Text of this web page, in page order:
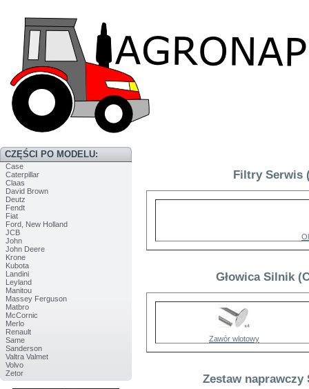
CZĘŚCI PO MODELU:
Case
Caterpillar
Claas
David Brown
Deutz
Fendt
Fiat
Ford, New Holland
JCB
John
John Deere
Krone
Kubota
Landini
Leyland
Manitou
Massey Ferguson
Matbro
McCornic
Merlo
Renault
Same
Sanderson
Valtra Valmet
Volvo
Zetor
Filtry Serwis
Głowica Silnik
Zawór wlotowy
Zestaw